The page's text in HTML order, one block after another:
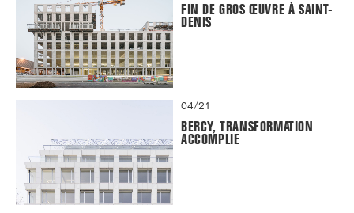
FIN DE GROS ŒUVRE À SAINT-
DENIS
04/21
BERCY, TRANSFORMATION
ACCOMPLIE